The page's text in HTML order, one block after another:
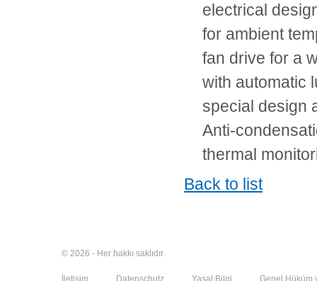
electrical
for ambient
fan drive for a
with automatic
special design
Anti-
thermal
Back to list
© 2026 - Her hakkı saklıdır
İletişim Datenschutz Yasal Bilgi Genel Hüküm